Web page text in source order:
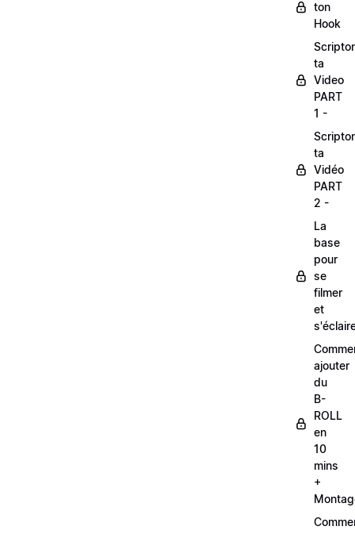
ton
Hook
ta
Video
PART
1 -
ta
Vidéo
PART
2 -
La
base
pour
se
filmer
et
ajouter
du
B-
ROLL
en
10
mins
+